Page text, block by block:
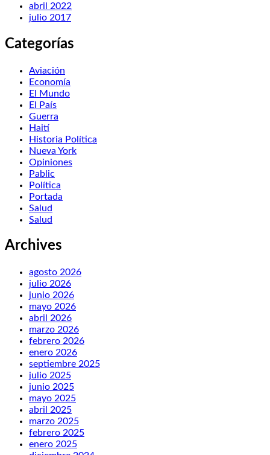
abril 2022
julio 2017
Categorías
Aviación
Economía
El Mundo
El País
Guerra
Haití
Historia Política
Nueva York
Opiniones
Pablic
Política
Portada
Salud
Salud
Archives
agosto 2026
julio 2026
junio 2026
mayo 2026
abril 2026
marzo 2026
febrero 2026
enero 2026
septiembre 2025
julio 2025
junio 2025
mayo 2025
abril 2025
marzo 2025
febrero 2025
enero 2025